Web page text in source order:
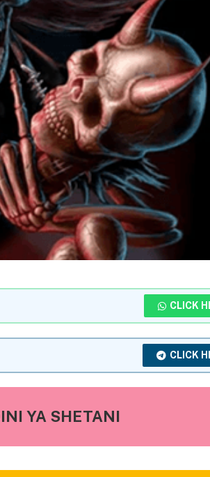
CLICK
CLICK
YA SHETANI